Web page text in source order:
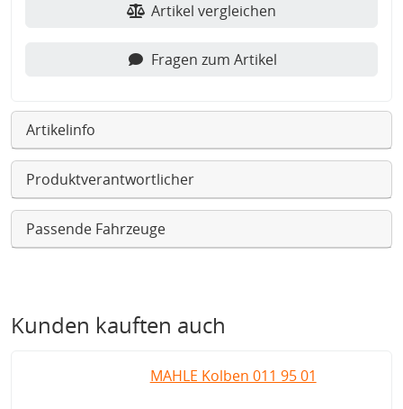
Artikel vergleichen
Fragen zum Artikel
Artikelinfo
Produktverantwortlicher
Passende Fahrzeuge
Kunden kauften auch
MAHLE Kolben 011 95 01